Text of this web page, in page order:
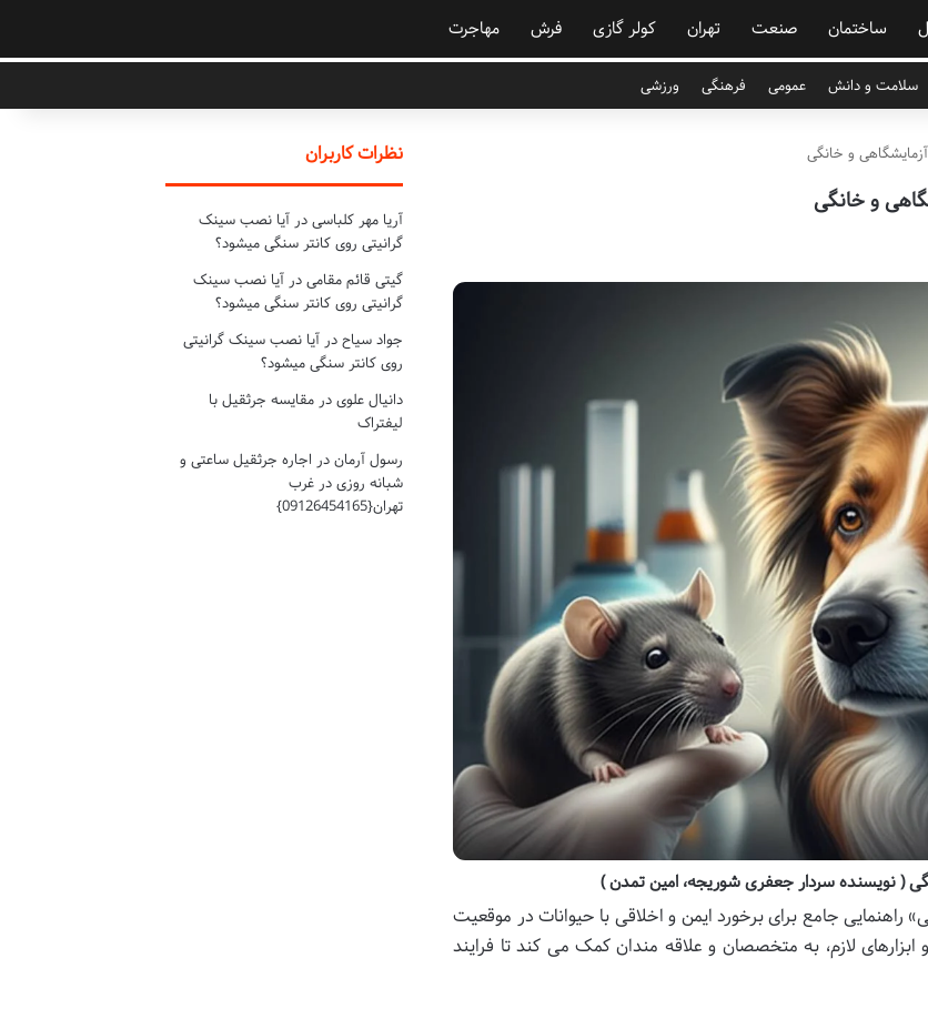
ساختمان صنعت تهران کولر گازی فرش مهاجرت
سلامت و دانش عمومی فرهنگی ورزشی
و خانگی
و خانگی
( نویسنده سردار جعفری شوریجه، امین تمدن )
جامع برای برخورد ایمن و اخلاقی با حیوانات در موقعیت
لازم، به متخصصان و علاقه مندان کمک می کند تا فرایند
نظرات کاربران
آریا مهر کلباسیدر آیا نصب سینک
گرانیتی روی کانتر سنگی میشود؟
گیتی قائم مقامیدر آیا نصب سینک
گرانیتی روی کانتر سنگی میشود؟
جواد سیاحدر آیا نصب سینک گرانیتی
روی کانتر سنگی میشود؟
دانیال علویدر مقایسه جرثقیل با
لیفتراک
رسول آرماندر اجاره جرثقیل ساعتی و
شبانه روزی در غرب
تهران{09126454165}